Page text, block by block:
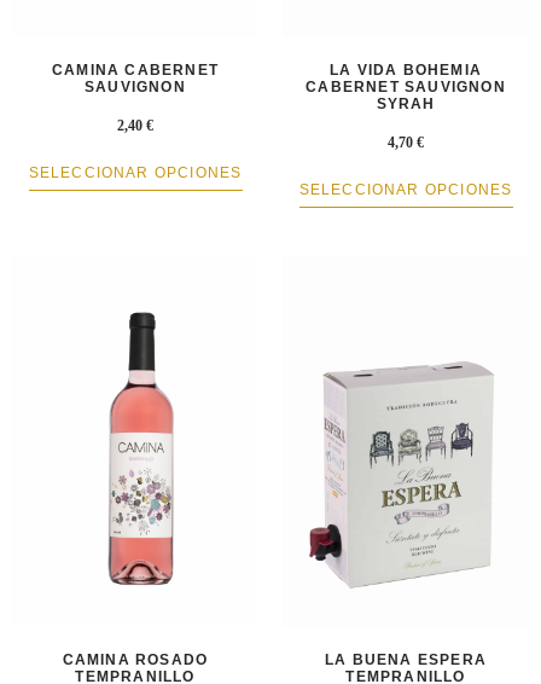
CAMINA CABERNET
SAUVIGNON
2,40 €
SELECCIONAR OPCIONES
LA VIDA BOHEMIA
CABERNET SAUVIGNON
SYRAH
4,70 €
SELECCIONAR OPCIONES
CAMINA ROSADO
TEMPRANILLO
LA BUENA ESPERA
TEMPRANILLO